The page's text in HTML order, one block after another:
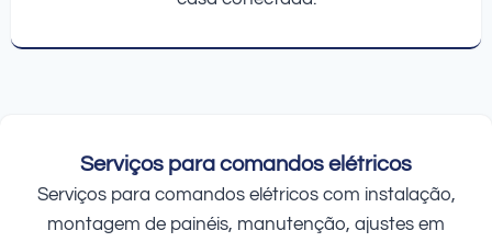
Serviços para comandos elétricos
Serviços para comandos elétricos com instalação,
montagem de painéis, manutenção, ajustes em